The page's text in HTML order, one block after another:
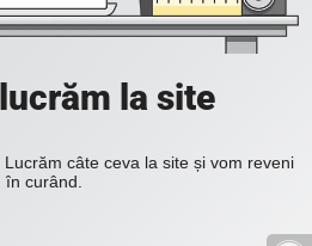
la site
câte ceva la site și vom reveni
în curând.